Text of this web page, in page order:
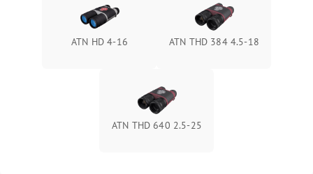
ATN HD 4-16 ATN THD 384 4.5-18
ATN THD 640 2.5-25